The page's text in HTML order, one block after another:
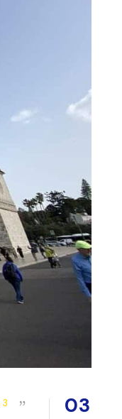
03 3 يناير، 2025